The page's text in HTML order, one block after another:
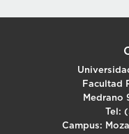
Facultad
Medrano
Tel:
Campus: